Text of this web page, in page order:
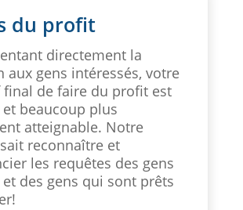
du profit
directement la
aux gens intéressés, votre
de faire du profit est
beaucoup plus
atteignable. Notre
reconnaître et
les requêtes des gens
des gens qui sont prêts